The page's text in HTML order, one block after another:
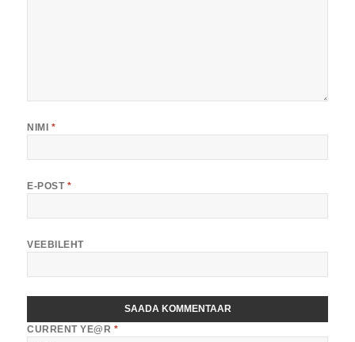
NIMI *
E-POST *
VEEBILEHT
CURRENT YE@R *